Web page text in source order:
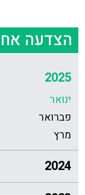
הצדעה
2025
ינואר
פברואר
מרץ
2024